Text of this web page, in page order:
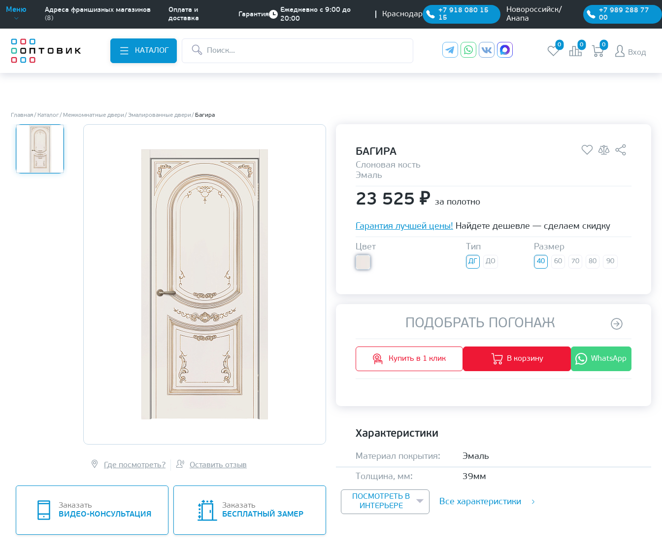
Меню
Адреса франшизных магазинов
(8)
Оплата и
доставка
Гарантия
Ежедневно с 9:00 до
20:00
Краснодар
+7 918 080 15
15
Новороссийск/
Анапа
+7 989 288 77
00
КАТАЛОГ
0 0 0
Вход
Главная Каталог Межкомнатные двери Эмалированные двери Багира
Где посмотреть? Оставить отзыв
Заказать
ВИДЕО-КОНСУЛЬТАЦИЯ
Заказать
БЕСПЛАТНЫЙ ЗАМЕР
БАГИРА
Слоновая кость
Эмаль
23 525 ₽ за полотно
Гарантия лучшей цены! Найдете дешевле — сделаем скидку
Цвет Тип
ДГ ДО
Размер
40 60 70 80 90
ПОДОБРАТЬ ПОГОНАЖ
Купить в 1 клик В корзину WhatsApp
Характеристики
Материал покрытия: Эмаль
Толщина, мм: 39мм
ПОСМОТРЕТЬ В
ИНТЕРЬЕРЕ
Все характеристики